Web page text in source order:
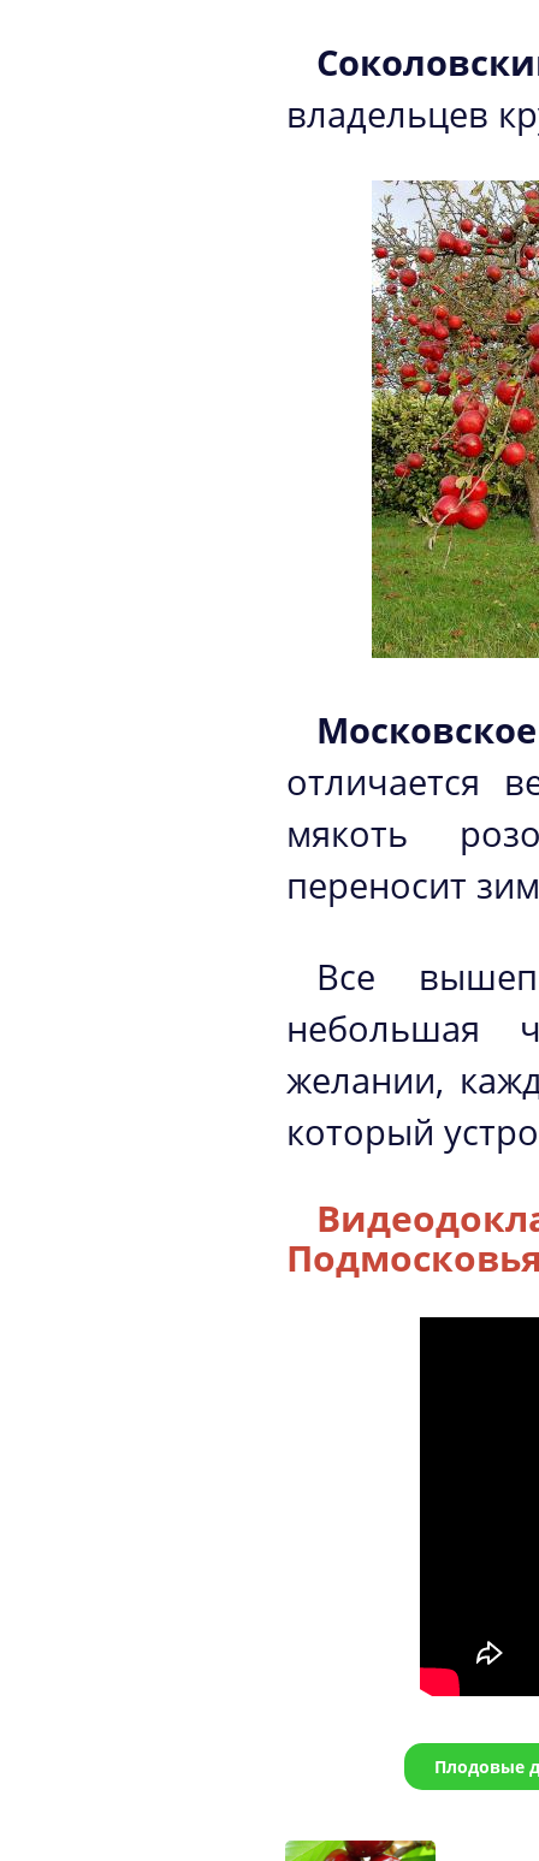
владельцев
отличается
мякоть
переносит
Все
небольшая
желании,
который
Плодовые